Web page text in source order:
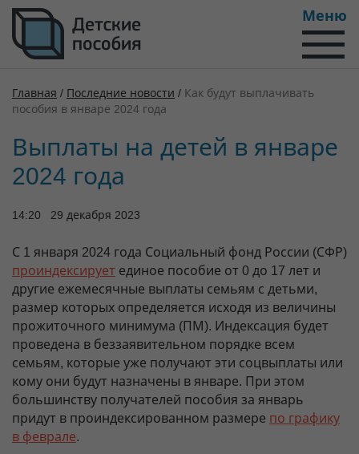
Меню
Главная / Последние новости / Как будут выплачивать
пособия в январе 2024 года
Выплаты на детей в январе
2024 года
14:20 29 декабря 2023
С 1 января 2024 года Социальный фонд России (СФР)
проиндексирует единое пособие от 0 до 17 лет и
другие ежемесячные выплаты семьям с детьми,
размер которых определяется исходя из величины
прожиточного минимума (ПМ). Индексация будет
проведена в беззаявительном порядке всем
семьям, которые уже получают эти соцвыплаты или
кому они будут назначены в январе. При этом
большинству получателей пособия за январь
придут в проиндексированном размере по графику
в феврале.